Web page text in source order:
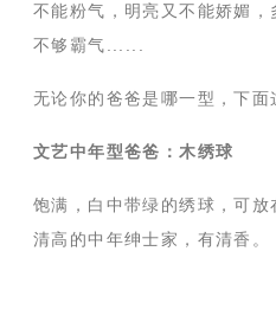
不能粉气，明亮又不能娇媚，
不够霸气......
无论你的爸爸是哪一型，下
文艺中年型爸爸：木绣球
饱满，白中带绿的绣球，可
清高的中年绅士家，有清香。